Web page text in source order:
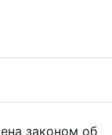
законом об